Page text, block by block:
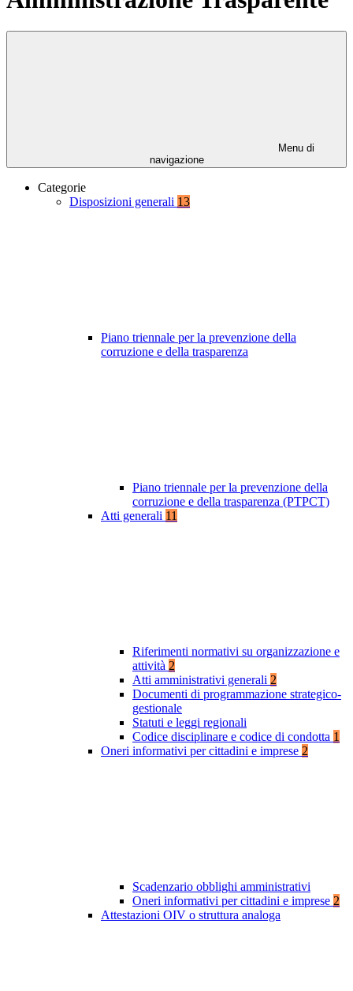
Menu di
navigazione
Categorie
Disposizioni generali 13
Piano triennale per la prevenzione della
corruzione e della trasparenza
Piano triennale per la prevenzione della
corruzione e della trasparenza (PTPCT)
Atti generali 11
Riferimenti normativi su organizzazione e
attività 2
Atti amministrativi generali 2
Documenti di programmazione strategico-
gestionale
Statuti e leggi regionali
Codice disciplinare e codice di condotta 1
Oneri informativi per cittadini e imprese 2
Scadenzario obblighi amministrativi
Oneri informativi per cittadini e imprese 2
Attestazioni OIV o struttura analoga